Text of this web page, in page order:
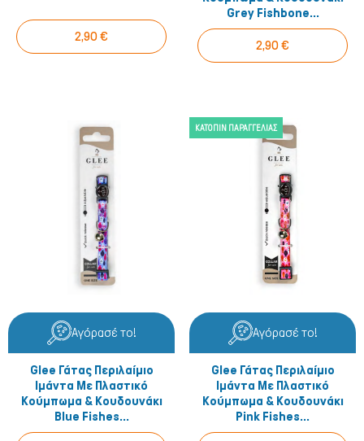
2,90 €
Grey Fishbone...
2,90 €
Αγόρασέ το!
Glee Γάτας Περιλαίμιο
Ιμάντα Με Πλαστικό
Κούμπωμα & Κουδουνάκι
Blue Fishes...
ΚΑΤΌΠΙΝ ΠΑΡΑΓΓΕΛΊΑΣ
Αγόρασέ το!
Glee Γάτας Περιλαίμιο
Ιμάντα Με Πλαστικό
Κούμπωμα & Κουδουνάκι
Pink Fishes...